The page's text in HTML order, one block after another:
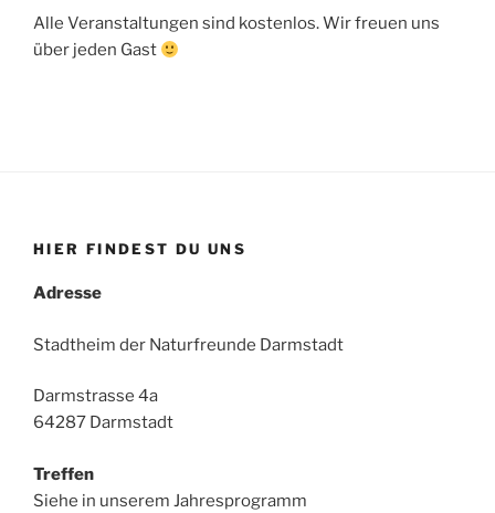
Alle Veranstaltungen sind kostenlos. Wir freuen uns
über jeden Gast
HIER FINDEST DU UNS
Adresse
Stadtheim der Naturfreunde Darmstadt
Darmstrasse 4a
64287 Darmstadt
Treffen
Siehe in unserem Jahresprogramm